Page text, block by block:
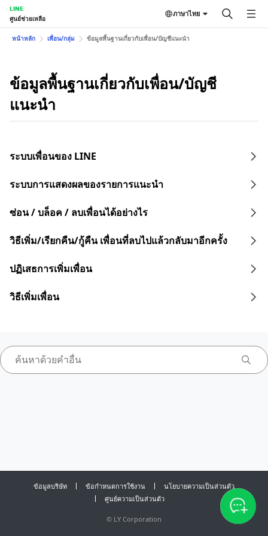
LINE
ศูนย์ช่วยเหลือ
ภาษาไทย
หน้าหลัก เพื่อน/กลุ่ม ข้อมูลพื้นฐานเกี่ยวกับเพื่อน/บัญชีแนะนำ
ข้อมูลพื้นฐานเกี่ยวกับเพื่อน/บัญชี
แนะนำ
ระบบเพื่อนของ LINE
ระบบการแสดงผลของรายการแนะนำ
ซ่อน / บล็อค / ลบเพื่อนได้อย่างไร
วิธีเพิ่ม/เรียกคืน/กู้คืน เพื่อนที่ลบไปแล้วกลับมาอีกครั้ง
ปฏิเสธการเพิ่มเพื่อน
วิธีเพิ่มเพื่อน
ข้อมูลบริษัท ข้อกำหนดการใช้งาน
นโยบายความเป็นส่วนตัว
ศูนย์ความเป็นส่วนตัว
© LY Corporation